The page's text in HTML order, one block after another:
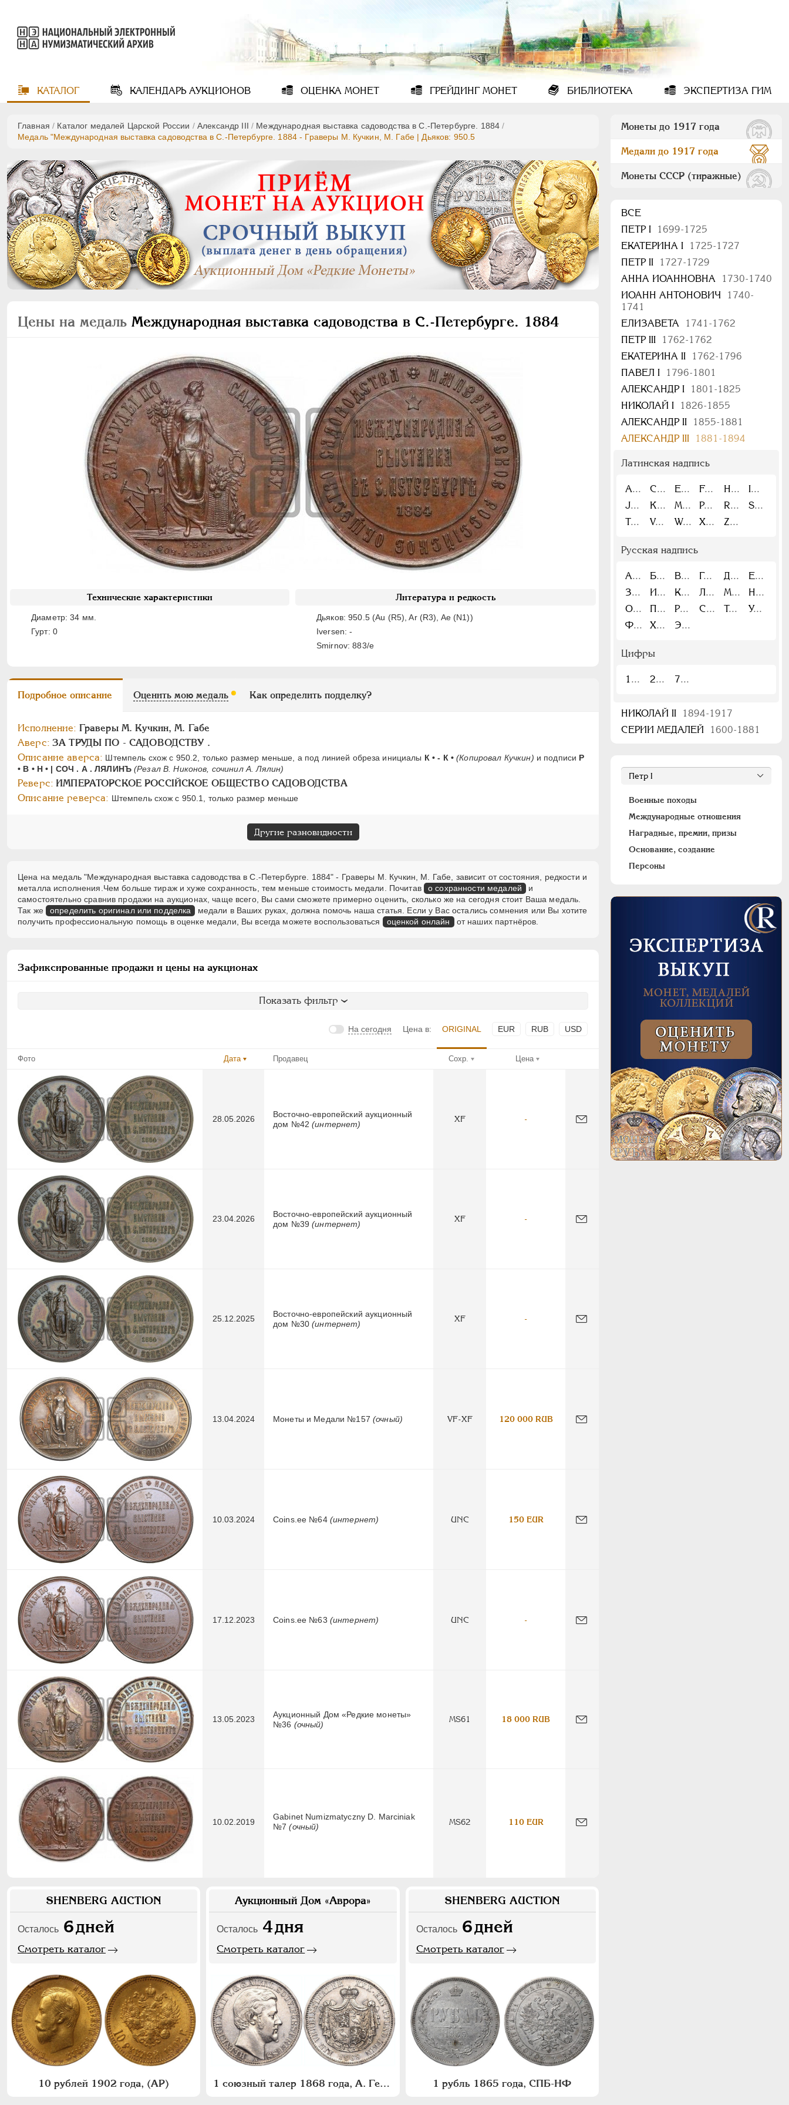
КАТАЛОГ КАЛЕНДАРЬАУКЦИОНОВ ОЦЕНКА МОНЕТ ГРЕЙДИНГМОНЕТ БИБЛИОТЕКА ЭКСПЕРТИЗА ГИМ
Главная / Каталог медалей Царской России /Александр III / Международная выставка садоводства в С.-Петербурге. 1884 /
Медаль "Международная выставка садоводства в С.-Петербурге. 1884 - Граверы M. Кучкин, М. Габе | Дьяков: 950.5
Цены на медаль Международная выставка садоводства в С.-Петербурге. 1884
Технические характеристики
Диаметр: 34 мм.
Гурт: 0
Литература и редкость
Дьяков: 950.5 (Au (R5), Ar (R3), Ae (N1))
Iversen: -
Smirnov: 883/e
Подробное описание Оценить мою медаль Как определить подделку?
Исполнение: Граверы M. Кучкин, М. Габе
Аверс: ЗА ТРУДЫ ПО - САДОВОДСТВУ .
Описание аверса: Штемпель схож с 950.2, только размер меньше, а под линией обреза инициалы К • - К • (Копировал Кучкин) и подписи Р
• В • Н • | СОЧ . А . ЛЯЛИНЪ (Резал В. Никонов, сочинил А. Лялин)
Реверс: ИМПЕРАТОРСКОЕ РОССIЙСКОЕ ОБЩЕСТВО САДОВОДСТВА
Описание реверса: Штемпель схож с 950.1, только размер меньше
Другие разновидности
Цена на медаль "Международная выставка садоводства в С.-Петербурге. 1884" - Граверы M. Кучкин, М. Габе, зависит от состояния, редкости и
металла исполнения.Чем больше тираж и хуже сохранность, тем меньше стоимость медали. Почитав о сохранности медалей и
самостоятельно сравнив продажи на аукционах, чаще всего, Вы сами сможете примерно оценить, сколько же на сегодня стоит Ваша медаль.
Так же
определить оригинал или подделка
медали в Ваших руках, должна помочь наша статья. Если у Вас остались сомнения или Вы хотите
получить профессиональную помощь в оценке медали, Вы всегда можете воспользоваться
оценкой онлайн от наших партнёров.
Зафиксированные продажи и цены на аукционах
Показать фильтр
На сегодня Цена в: ORIGINAL EUR RUB USD
Фото Дата Продавец Сохр. Цена
28.05.2026
Восточно-европейский аукционный
дом №42(интернет)
XF -
23.04.2026
Восточно-европейский аукционный
дом №39(интернет)
XF -
25.12.2025
Восточно-европейский аукционный
дом №30(интернет)
XF -
13.04.2024 Монеты и Медали №157 (очный) VF-XF 120 000 RUB
10.03.2024 Coins.ee №64 (интернет) UNC 150 EUR
17.12.2023 Coins.ee №63 (интернет) UNC -
13.05.2023
Аукционный Дом «Редкие монеты»
№36 (очный)
MS61 18 000 RUB
10.02.2019
Gabinet Numizmatyczny D. Marciniak
№7(очный)
MS62 110 EUR
SHENBERG AUCTION
Осталось 6дней
Смотреть каталог
10 рублей 1902 года, (АР)
Аукционный Дом «Аврора»
Осталось 4дня
Смотреть каталог
1 союзный талер 1868 года, А. Германия
SHENBERG AUCTION
Осталось 6дней
Смотреть каталог
1 рубль 1865 года, СПБ-НФ
Монеты до 1917 года
Медали до 1917 года
Монеты СССР (тиражные)
ВСЕ
ПEТР I
1699-1725
ЕКАТЕРИНА I
1725-1727
ПЕТР II
1727-1729
АННА ИОАННОВНА
1730-1740
ИОАНН АНТОНОВИЧ
1740-
1741
ЕЛИЗАВЕТА
1741-1762
ПЕТР III
1762-1762
ЕКАТЕРИНА II
1762-1796
ПАВЕЛ I
1796-1801
АЛЕКСАНДР I
1801-1825
НИКОЛАЙ I
1826-1855
АЛЕКСАНДР II
1855-1881
АЛЕКСАНДР III
1881-1894
Латинская надпись
A C E F H
I
J
K M P R
S
T
V W X Z
Русская надпись
А Б В Г Д
Е
З
И К Л М
Н
О
П Р С Т
У
Ф
Х Э
Цифры
1 2 7
НИКОЛАЙ II
1894-1917
СЕРИИ МЕДАЛЕЙ
1600-1881
Военные походы
Международные отношения
Наградные, премии, призы
Основание, создание
Персоны